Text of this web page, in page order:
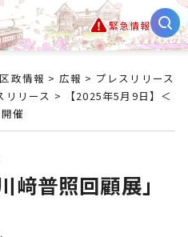
緊急情報
区政情報 > 広報 > プレスリリース
リリース > 【2025年5月9日】＜
催
﨑普照回顧展」